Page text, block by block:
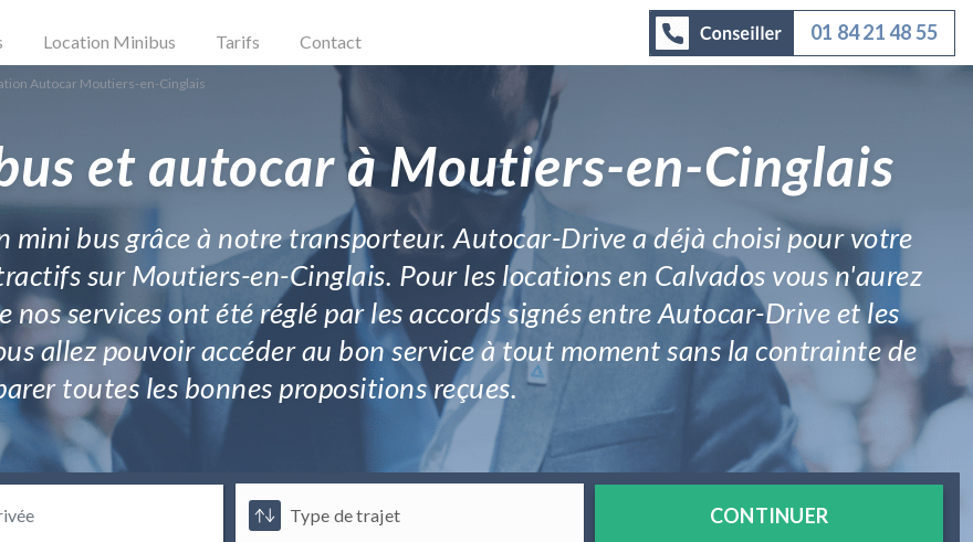
Location Minibus Tarifs Contact 01 84 21 48 55
Autocar Moutiers-en-Cinglais
et autocar à Moutiers-en-Cinglais
mini bus grâce à notre transporteur. Autocar-Drive a déjà choisi pour votre
sur Moutiers-en-Cinglais. Pour les locations en Calvados vous n'aurez
nos services ont été réglé par les accords signés entre Autocar-Drive et les
allez pouvoir accéder au bon service à tout moment sans la contrainte de
toutes les bonnes propositions reçues.
CONTINUER